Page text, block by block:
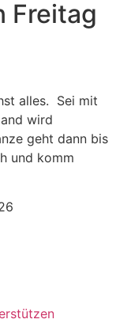
Freitag
alles. Sei mit
wird
geht dann bis
und komm